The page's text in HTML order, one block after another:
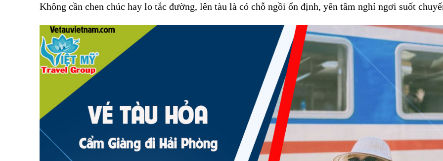
Không cần chen chúc hay lo tắc đường, lên tàu là có chỗ ngồi ổn định, yên tâm nghỉ ngơi suốt